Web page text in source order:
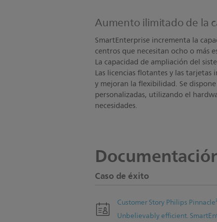
Aumento ilimitado de la
SmartEnterprise incrementa la
centros que necesitan ocho o más
La capacidad de ampliación del
Las licencias flotantes y las
y mejoran la flexibilidad. Se
personalizadas, utilizando el
necesidades.
Caso de éxito
Customer Story Philips
Unbelievably efficient.